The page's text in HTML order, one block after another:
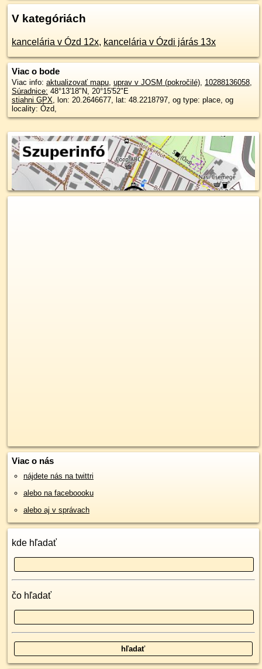
V kategóriách
kancelária v Ózd 12x, kancelária v Ózdi járás 13x
Viac o bode
Viac info: aktualizovať mapu, uprav v JOSM (pokročilé), 10288136058,
Súradnice: 48°13'18"N, 20°15'52"E
stiahni GPX, lon: 20.2646677, lat: 48.2218797, og type: place, og
locality: Ózd,
Viac o nás
nájdete nás na twittri
alebo na faceboooku
alebo aj v správach
kde hľadať
čo hľadať